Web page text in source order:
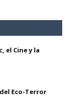
el Cine y la
Eco-Terror